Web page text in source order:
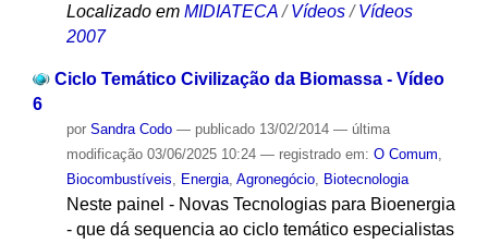
Localizado em MIDIATECA /Vídeos /Vídeos
2007
Ciclo Temático Civilização da Biomassa - Vídeo
6
por Sandra Codo — publicado13/02/2014 — última
modificação03/06/2025 10:24 — registrado em: O Comum,
Biocombustíveis, Energia, Agronegócio, Biotecnologia
Neste painel - Novas Tecnologias para Bioenergia
- que dá sequencia ao ciclo temático especialistas